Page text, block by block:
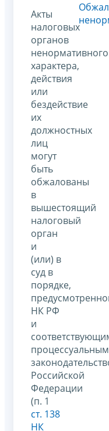
Акты
налоговых
органов
ненормативного
характера,
действия
или
бездействие
их
должностных
лиц
могут
быть
обжалованы
в
вышестоящий
налоговый
орган
и
(или) в
суд в
порядке,
НК РФ
и
процессуальным
Российской
Федерации
(п. 1
ст. 138
НК